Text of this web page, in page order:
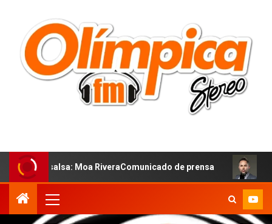
Moa RiveraComunicado de prensa MARCOS